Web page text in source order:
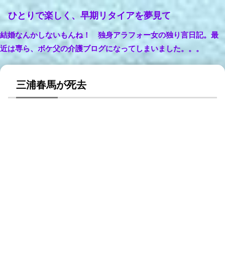
ひとりで楽しく、早期リタイアを夢見て
結婚なんかしないもんね！ 独身アラフォー女の独り言日記。最
近は専ら、ボケ父の介護ブログになってしまいました。。。
三浦春馬が死去